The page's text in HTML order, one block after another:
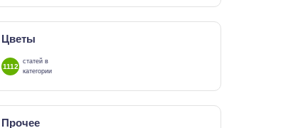
Цветы
1112
статей в
категории
Прочее